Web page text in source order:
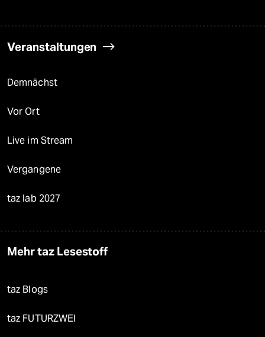
Veranstaltungen
Demnächst
Vor Ort
Live im Stream
Vergangene
taz lab 2027
Mehr taz Lesestoff
taz Blogs
taz FUTURZWEI